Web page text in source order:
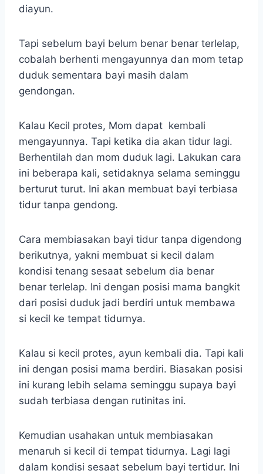
diayun.
Tapi sebelum bayi belum benar benar terlelap,
cobalah berhenti mengayunnya dan mom tetap
duduk sementara bayi masih dalam
gendongan.
Kalau Kecil protes, Mom dapat kembali
mengayunnya. Tapi ketika dia akan tidur lagi.
Berhentilah dan mom duduk lagi. Lakukan cara
ini beberapa kali, setidaknya selama seminggu
berturut turut. Ini akan membuat bayi terbiasa
tidur tanpa gendong.
Cara membiasakan bayi tidur tanpa digendong
berikutnya, yakni membuat si kecil dalam
kondisi tenang sesaat sebelum dia benar
benar terlelap. Ini dengan posisi mama bangkit
dari posisi duduk jadi berdiri untuk membawa
si kecil ke tempat tidurnya.
Kalau si kecil protes, ayun kembali dia. Tapi kali
ini dengan posisi mama berdiri. Biasakan posisi
ini kurang lebih selama seminggu supaya bayi
sudah terbiasa dengan rutinitas ini.
Kemudian usahakan untuk membiasakan
menaruh si kecil di tempat tidurnya. Lagi lagi
dalam kondisi sesaat sebelum bayi tertidur. Ini